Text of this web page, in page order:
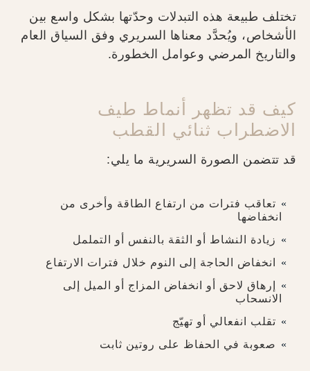
تختلف طبيعة هذه التبدلات وحدّتها بشكل واسع بين
الأشخاص، ويُحدَّد معناها السريري وفق السياق العام
والتاريخ المرضي وعوامل الخطورة.
كيف قد تظهر أنماط طيف
الاضطراب ثنائي القطب
قد تتضمن الصورة السريرية ما يلي:
تعاقب فترات من ارتفاع الطاقة وأخرى من
انخفاضها
زيادة النشاط أو الثقة بالنفس أو التململ
انخفاض الحاجة إلى النوم خلال فترات الارتفاع
إرهاق لاحق أو انخفاض المزاج أو الميل إلى
الانسحاب
تقلب انفعالي أو تهيّج
صعوبة في الحفاظ على روتين ثابت